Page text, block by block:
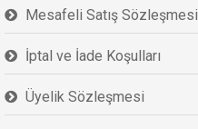
Mesafeli Satış Sözleşmesi
İptal ve İade Koşulları
Üyelik Sözleşmesi